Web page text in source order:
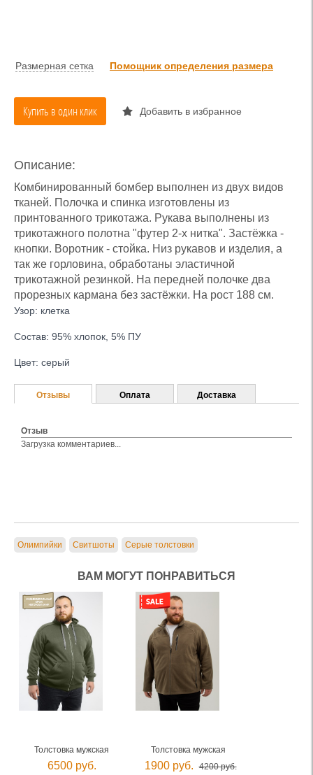
Размерная сетка Помощник определения размера
Купить в один клик Добавить в избранное
Описание:
Комбинированный бомбер выполнен из двух видов
тканей. Полочка и спинка изготовлены из
принтованного трикотажа. Рукава выполнены из
трикотажного полотна "футер 2-х нитка". Застёжка -
кнопки. Воротник - стойка. Низ рукавов и изделия, а
так же горловина, обработаны эластичной
трикотажной резинкой. На передней полочке два
прорезных кармана без застёжки. На рост 188 см.
Узор: клетка
Состав: 95% хлопок, 5% ПУ
Цвет: серый
Отзывы
Отзыв
Загрузка комментариев...
Оплата Доставка
Олимпийки Свитшоты Серые толстовки
ВАМ МОГУТ ПОНРАВИТЬСЯ
Толстовка мужская
6500 руб.
Толстовка мужская
1900 руб. 4200 руб.